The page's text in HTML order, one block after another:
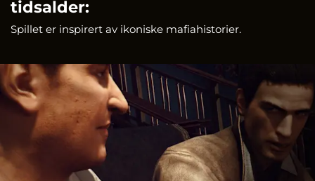
tidsalder:
Spillet er inspirert av ikoniske mafiahistorier.